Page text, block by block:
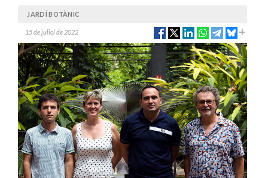
JARDÍ BOTÀNIC
15 de juliol de 2022